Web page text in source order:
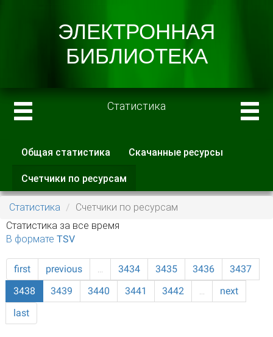
Статистика
Главные вкладки
Общая статистика Скачанные ресурсы
Счетчики по ресурсам
вкладка)
Статистика
Счетчики по ресурсам
Статистика за все время
В формате TSV
first previous … 3434 3435 3436
3437
3438
3439 3440 3441 3442 …
next
last